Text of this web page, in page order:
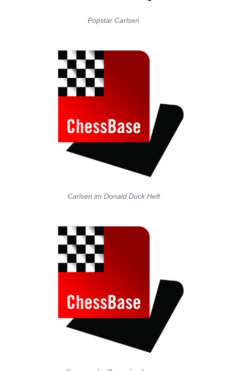
Popstar Carlsen
Carlsen im Donald Duck Heft